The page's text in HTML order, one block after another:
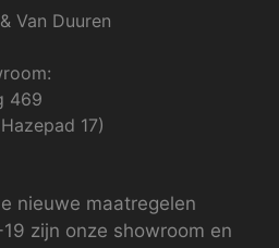
Van Duuren
469
17)
nieuwe maatregelen
zijn onze showroom en